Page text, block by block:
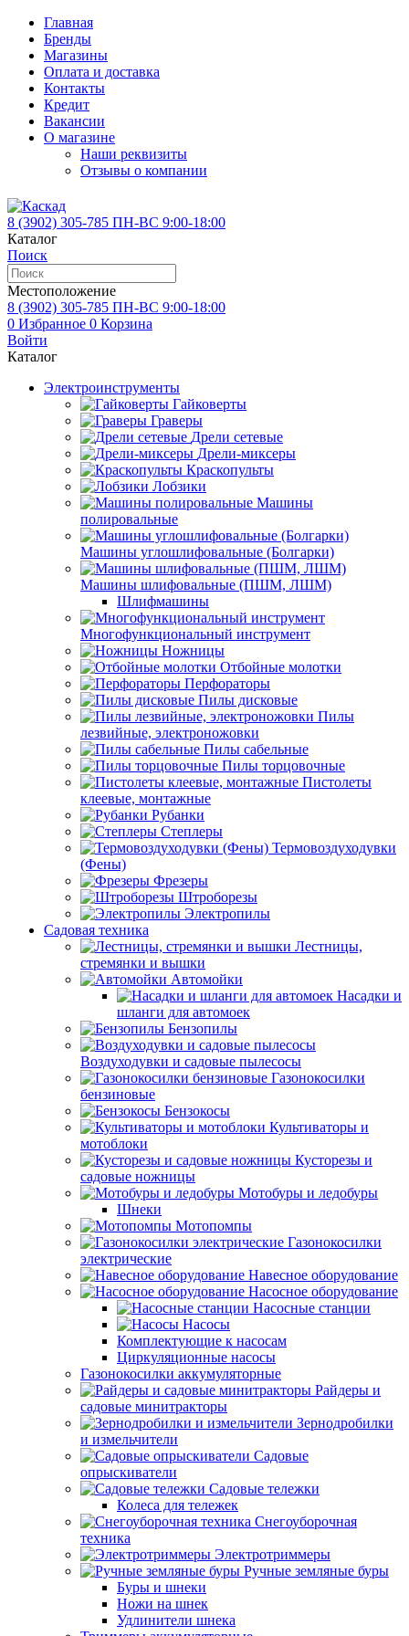
Главная
Бренды
Магазины
Оплата и доставка
Контакты
Кредит
Вакансии
О магазине
Наши реквизиты
Отзывы о компании
8 (3902) 305-785 ПН-ВС 9:00-18:00
Каталог
Поиск
Местоположение
8 (3902) 305-785 ПН-ВС 9:00-18:00
0 Избранное 0 Корзина
Войти
Каталог
Электроинструменты
Гайковерты
Граверы
Дрели сетевые
Дрели-миксеры
Краскопульты
Лобзики
Машины
полировальные
Машины углошлифовальные (Болгарки)
Машины шлифовальные (ПШМ, ЛШМ)
Шлифмашины
Многофункциональный инструмент
Ножницы
Отбойные молотки
Перфораторы
Пилы дисковые
Пилы
лезвийные, электроножовки
Пилы сабельные
Пилы торцовочные
Пистолеты
клеевые, монтажные
Рубанки
Степлеры
Термовоздуходувки
(Фены)
Фрезеры
Штроборезы
Электропилы
Садовая техника
Лестницы,
стремянки и вышки
Автомойки
Насадки и
шланги для автомоек
Бензопилы
Воздуходувки и садовые пылесосы
Газонокосилки
бензиновые
Бензокосы
Культиваторы и
мотоблоки
Кусторезы и
садовые ножницы
Мотобуры и ледобуры
Шнеки
Мотопомпы
Газонокосилки
электрические
Навесное оборудование
Насосное оборудование
Насосные станции
Насосы
Комплектующие к насосам
Циркуляционные насосы
Газонокосилки аккумуляторные
Райдеры и
садовые минитракторы
Зернодробилки
и измельчители
Садовые
опрыскиватели
Садовые тележки
Колеса для тележек
Снегоуборочная
техника
Электротриммеры
Ручные земляные буры
Буры и шнеки
Ножи на шнек
Удлинители шнека